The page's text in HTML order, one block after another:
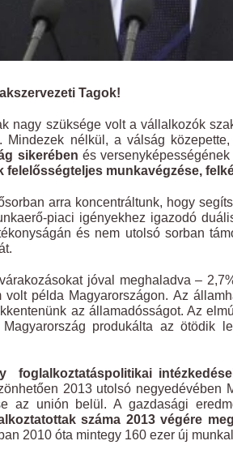
Tagok!
nagy szüksége volt a vállalkozók
Mindezek nélkül, a válság
sikerében és
munkavégzése,
arra koncentráltunk, hogy
piaci igényekhez igazodó
és nem utolsó sorban
jóval meghaladva –
példa Magyarországon. Az
az államadósságot. Az
produkálta az ötödik
foglalkoztatáspolitikai
2013 utolsó negyedévében
az unión belül. A gazdasági
száma 2013 végére
2010 óta mintegy 160 ezer új